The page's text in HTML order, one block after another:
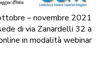
– novembre 2021
di via Zanardelli 32 a
in modalità webinar.